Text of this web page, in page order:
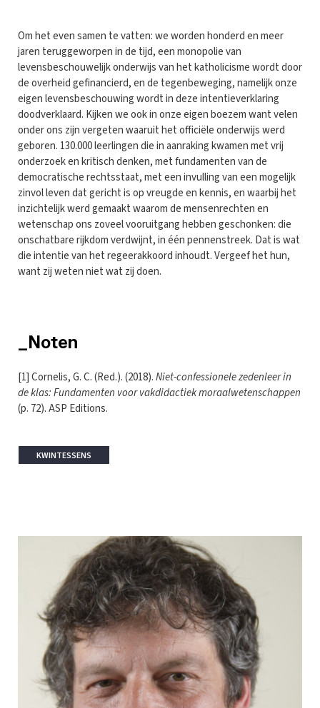
Om het even samen te vatten: we worden honderd en meer
jaren teruggeworpen in de tijd, een monopolie van
levensbeschouwelijk onderwijs van het katholicisme wordt door
de overheid gefinancierd, en de tegenbeweging, namelijk onze
eigen levensbeschouwing wordt in deze intentieverklaring
doodverklaard. Kijken we ook in onze eigen boezem want velen
onder ons zijn vergeten waaruit het officiële onderwijs werd
geboren. 130.000 leerlingen die in aanraking kwamen met vrij
onderzoek en kritisch denken, met fundamenten van de
democratische rechtsstaat, met een invulling van een mogelijk
zinvol leven dat gericht is op vreugde en kennis, en waarbij het
inzichtelijk werd gemaakt waarom de mensenrechten en
wetenschap ons zoveel vooruitgang hebben geschonken: die
onschatbare rijkdom verdwijnt, in één pennenstreek. Dat is wat
die intentie van het regeerakkoord inhoudt. Vergeef het hun,
want zij weten niet wat zij doen.
_Noten
[1] Cornelis, G. C. (Red.). (2018).Niet-confessionele zedenleer in
de klas: Fundamenten voor vakdidactiek moraalwetenschappen
(p. 72). ASP Editions.
KWINTESSENS